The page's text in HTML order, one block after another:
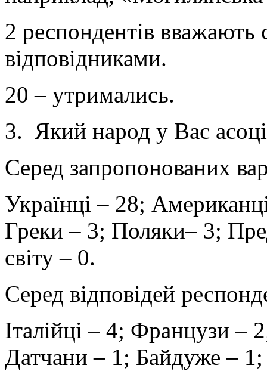
2 респондентів вважають
відповідниками.
20 – утримались.
3. Який народ у Вас
Серед запропонованих
Українці – 28;
Греки – 3; Поляки– 3;
світу – 0.
Серед відповідей
Італійці – 4; Французи –
Датчани – 1; Байдуже –